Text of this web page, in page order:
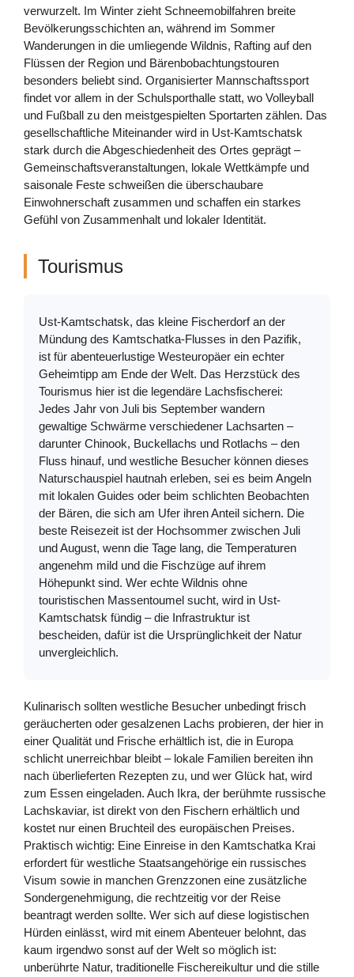
verwurzelt. Im Winter zieht Schneemobilfahren breite
Bevölkerungsschichten an, während im Sommer
Wanderungen in die umliegende Wildnis, Rafting auf den
Flüssen der Region und Bärenbobachtungstouren
besonders beliebt sind. Organisierter Mannschaftssport
findet vor allem in der Schulsporthalle statt, wo Volleyball
und Fußball zu den meistgespielten Sportarten zählen. Das
gesellschaftliche Miteinander wird in Ust-Kamtschatsk
stark durch die Abgeschiedenheit des Ortes geprägt –
Gemeinschaftsveranstaltungen, lokale Wettkämpfe und
saisonale Feste schweißen die überschaubare
Einwohnerschaft zusammen und schaffen ein starkes
Gefühl von Zusammenhalt und lokaler Identität.
Tourismus
Ust-Kamtschatsk, das kleine Fischerdorf an der
Mündung des Kamtschatka-Flusses in den Pazifik,
ist für abenteuerlustige Westeuropäer ein echter
Geheimtipp am Ende der Welt. Das Herzstück des
Tourismus hier ist die legendäre Lachsfischerei:
Jedes Jahr von Juli bis September wandern
gewaltige Schwärme verschiedener Lachsarten –
darunter Chinook, Buckellachs und Rotlachs – den
Fluss hinauf, und westliche Besucher können dieses
Naturschauspiel hautnah erleben, sei es beim Angeln
mit lokalen Guides oder beim schlichten Beobachten
der Bären, die sich am Ufer ihren Anteil sichern. Die
beste Reisezeit ist der Hochsommer zwischen Juli
und August, wenn die Tage lang, die Temperaturen
angenehm mild und die Fischzüge auf ihrem
Höhepunkt sind. Wer echte Wildnis ohne
touristischen Massentoumel sucht, wird in Ust-
Kamtschatsk fündig – die Infrastruktur ist
bescheiden, dafür ist die Ursprünglichkeit der Natur
unvergleichlich.
Kulinarisch sollten westliche Besucher unbedingt frisch
geräucherten oder gesalzenen Lachs probieren, der hier in
einer Qualität und Frische erhältlich ist, die in Europa
schlicht unerreichbar bleibt – lokale Familien bereiten ihn
nach überlieferten Rezepten zu, und wer Glück hat, wird
zum Essen eingeladen. Auch Ikra, der berühmte russische
Lachskaviar, ist direkt von den Fischern erhältlich und
kostet nur einen Bruchteil des europäischen Preises.
Praktisch wichtig: Eine Einreise in den Kamtschatka Krai
erfordert für westliche Staatsangehörige ein russisches
Visum sowie in manchen Grenzzonen eine zusätzliche
Sondergenehmigung, die rechtzeitig vor der Reise
beantragt werden sollte. Wer sich auf diese logistischen
Hürden einlässt, wird mit einem Abenteuer belohnt, das
kaum irgendwo sonst auf der Welt so möglich ist:
unberührte Natur, traditionelle Fischereikultur und die stille